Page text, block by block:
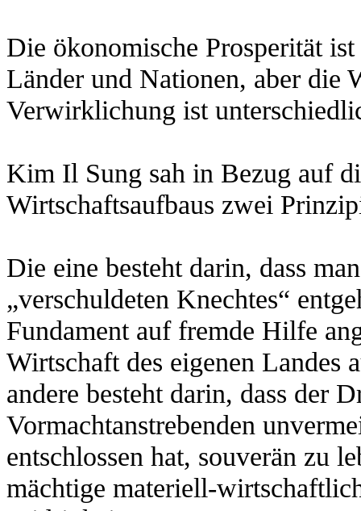
Die ökonomische Prosperität
Länder und Nationen, aber die
Verwirklichung ist
Kim Il Sung sah in Bezug auf
Wirtschaftsaufbaus zwei
Die eine besteht darin, dass
„verschuldeten Knechtes“
Fundament auf fremde Hilfe
Wirtschaft des eigenen Landes
andere besteht darin, dass der
Vormachtanstrebenden
entschlossen hat, souverän zu
mächtige materiell-